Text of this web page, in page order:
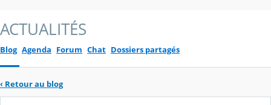
ACTUALITÉS
Blog Agenda Forum Chat Dossiers partagés
‹ Retour au blog